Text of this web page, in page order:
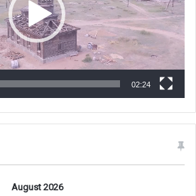
02:24
August 2026